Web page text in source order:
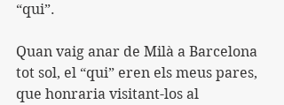
“qui”.
Quan vaig anar de Milà a Barcelona
tot sol, el “qui” eren els meus pares,
que honraria visitant-los al